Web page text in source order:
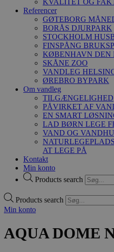
KVALITET OG
Referencer
GØTEBORG
BORÅS DJURPARK
STOCKHOLM
FINSPÅNG
KØBENHAVN DEN
SKÅNE ZOO
VANDLEG
ØREBRO BYPARK
Om vandleg
TILGÆNGELIGHED
PÅVIRKET AF
EN SMART
LAD BØRN LEGE
VAND OG
AT LEGE PÅ
Kontakt
Min konto
Products search
Products search
Min konto
AQUA DOME